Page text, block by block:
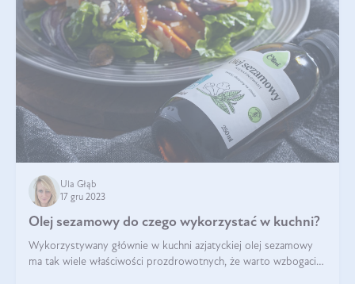
Ula Głąb
17 gru 2023
Olej sezamowy do czego wykorzystać w kuchni?
Wykorzystywany głównie w kuchni azjatyckiej olej sezamowy
ma tak wiele właściwości prozdrowotnych, że warto wzbogacić